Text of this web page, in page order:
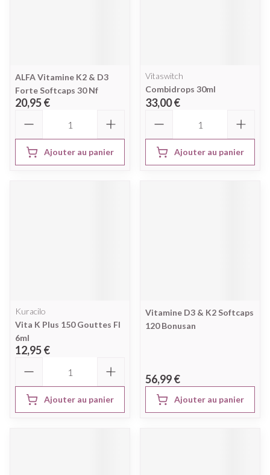
ALFA Vitamine K2 & D3
Forte Softcaps 30 Nf
20,95 €
Ajouter au panier
Vitaswitch
Combidrops 30ml
33,00 €
Ajouter au panier
Kuracilo
Vita K Plus 150 Gouttes Fl
6ml
12,95 €
Ajouter au panier
Vitamine D3 & K2 Softcaps
120 Bonusan
56,99 €
Ajouter au panier